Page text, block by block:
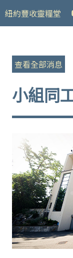
紐約豐收靈糧堂
查看全部消息
小組同